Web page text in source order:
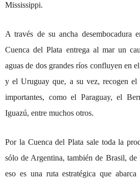
Mississippi.
A través de su ancha desembocadura
Cuenca del Plata entrega al mar un
aguas de dos grandes ríos confluyen en
y el Uruguay que, a su vez, recogen
importantes, como el Paraguay, el
Iguazú, entre muchos otros.
Por la Cuenca del Plata sale toda la
sólo de Argentina, también de Brasil,
eso es una ruta estratégica que